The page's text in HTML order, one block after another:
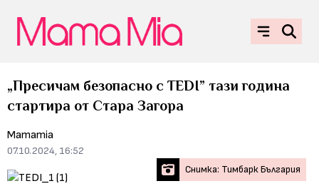
„Пресичам безопасно с TEDI” тази година
стартира от Стара Загора
Mamamia
07.10.2024, 16:52
Снимка: Тимбарк България